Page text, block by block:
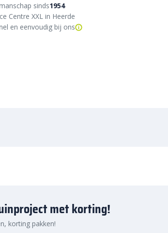
sinds1954
Centre XXL in Heerde
en eenvoudig bij ons
met korting!
korting pakken!